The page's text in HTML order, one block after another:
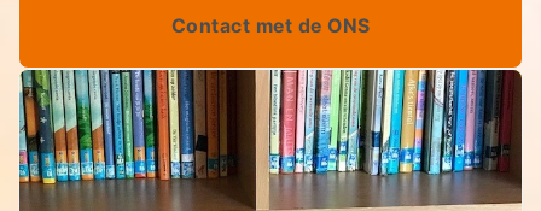
Contact met de ONS